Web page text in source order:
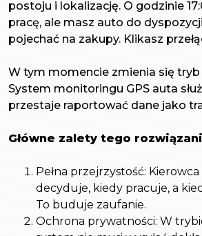
postoju i lokalizację. O godzinie
pracę, ale masz auto do
pojechać na zakupy. Klikasz
W tym momencie zmienia się tryb
System monitoringu GPS auta
przestaje raportować dane jako
Główne zalety tego
Pełna przejrzystość:
decyduje, kiedy pracuje, a
To buduje zaufanie.
Ochrona prywatności: W